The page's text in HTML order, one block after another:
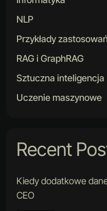
NLP
Przykłady zastosowań
RAG i GraphRAG
Sztuczna inteligencja
Uczenie maszynowe
Recent
Kiedy dodatkowe
CEO